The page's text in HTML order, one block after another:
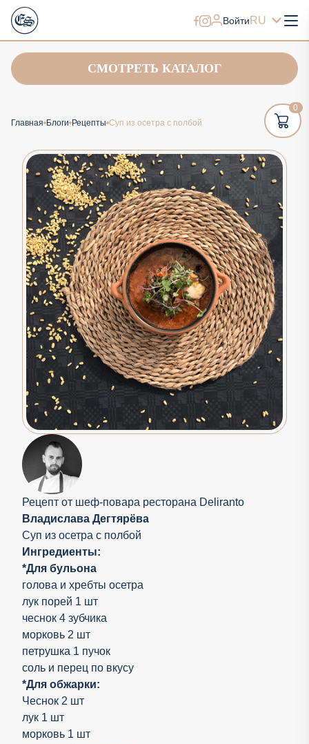
Войти RU
СМОТРЕТЬ КАТАЛОГ
Главная Блоги Рецепты Суп из осетра с полбой
Рецепт от шеф-повара ресторана Deliranto
Владиcлава Дегтярёва
Суп из осетра с полбой
Ингредиенты:
*Для бульона
голова и хребты осетра
лук порей 1 шт
чеснок 4 зубчика
морковь 2 шт
петрушка 1 пучок
соль и перец по вкусу
*Для обжарки:
Чеснок 2 шт
лук 1 шт
морковь 1 шт
0